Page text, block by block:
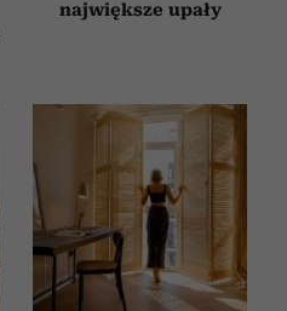
największe upały